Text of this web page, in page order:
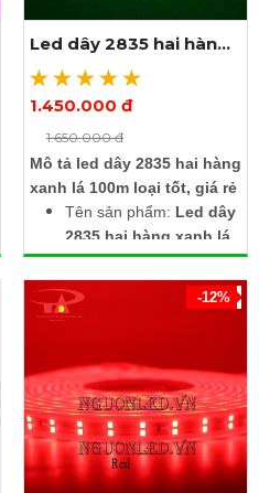
dây nguồn tải 100m
trị giá 100.000đ /
dây khi mua 1 cuộn led
Xem thêm ảnh
Led dây 2835 hai hàng
xanh lá 100m
1.450.000 đ
1.650.000 đ
Mô tả led dây 2835 hai hàng
xanh lá 100m loại tốt, giá rẻ
Tên sản phẩm: Led dây
2835 hai hàng xanh lá
100m
Điện áp: 220V
Kích thước: Rộng 12mm
Chip led: SMD2835
Số lượng led: 120 led/m
Chống nước, dùng được
ngoài trời
Nhận ngay 4 dây
nguồn tải 100m led, trị
-12%